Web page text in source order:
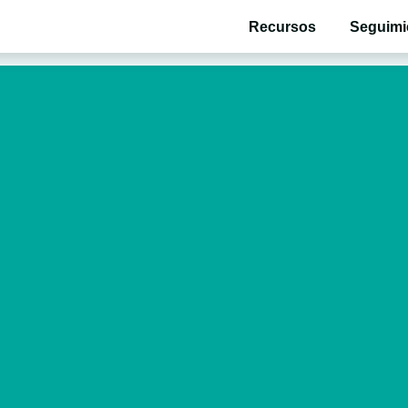
de tu bebé
Recursos